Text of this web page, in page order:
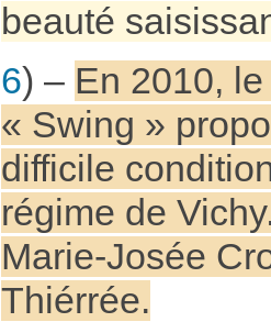
beauté
6) – En 2010,
« Swing »
difficile
régime de
Marie-Josée
Thiérrée.